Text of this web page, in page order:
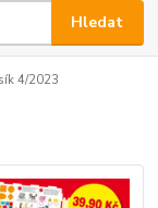
Hledat
4/2023